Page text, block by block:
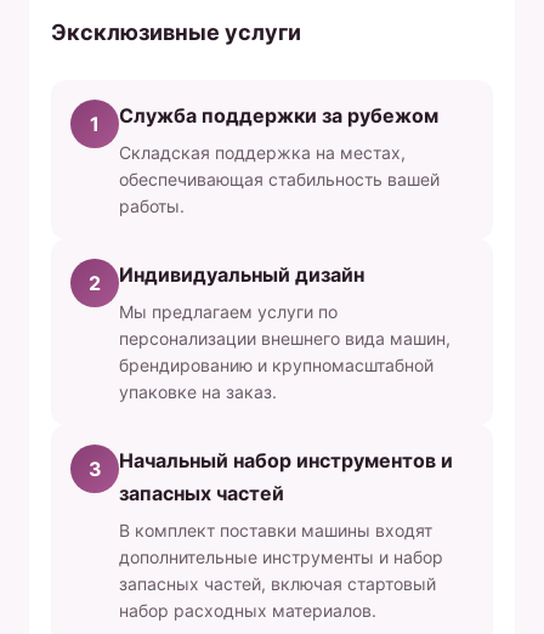
Эксклюзивные услуги
1 Служба поддержки за рубежом
Складская поддержка на местах,
обеспечивающая стабильность вашей
работы.
2 Индивидуальный дизайн
Мы предлагаем услуги по
персонализации внешнего вида машин,
брендированию и крупномасштабной
упаковке на заказ.
3
Начальный набор инструментов и
запасных частей
В комплект поставки машины входят
дополнительные инструменты и набор
запасных частей, включая стартовый
набор расходных материалов.